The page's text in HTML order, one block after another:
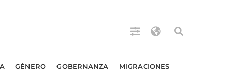
GÉNERO GOBERNANZA MIGRACIONES